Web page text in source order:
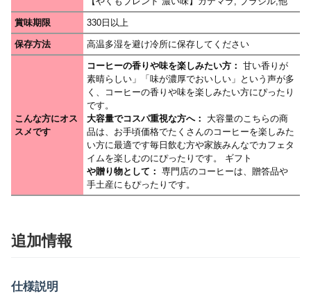
賞味期限 330日以上
保存方法 高温多湿を避け冷所に保存してください
こんな方にオス
スメです
コーヒーの香りや味を楽しみたい方： 甘い香りが
素晴らしい」「味が濃厚でおいしい」という声が多
く、コーヒーの香りや味を楽しみたい方にぴったり
です。
大容量でコスパ重視な方へ：
大容量のこちらの商
品は、お手頃価格でたくさんのコーヒーを楽しみた
い方に最適です毎日飲む方や家族みんなでカフェタ
イムを楽しむのにぴったりです。 ギフト
や贈り物として： 専門店のコーヒーは、贈答品や
手土産にもぴったりです。
追加情報
仕様説明